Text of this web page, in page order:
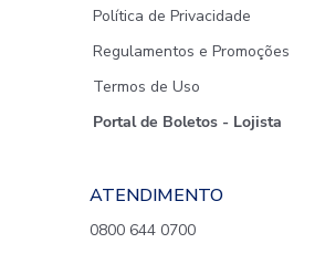
Política de Privacidade
Regulamentos e Promoções
Termos de Uso
Portal de Boletos - Lojista
ATENDIMENTO
0800 644 0700